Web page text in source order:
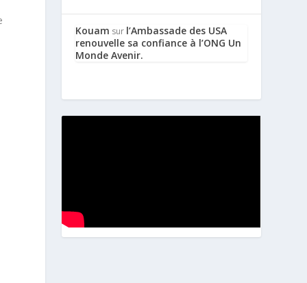
Kouam sur l’Ambassade des USA
renouvelle sa confiance à l’ONG Un
Monde Avenir.